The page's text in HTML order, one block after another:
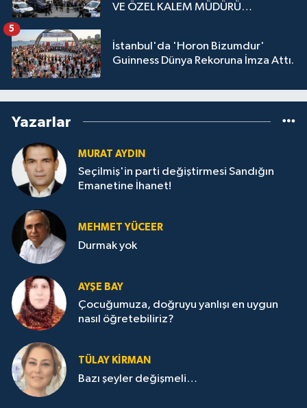
VE ÖZEL KALEM MÜDÜRÜ
İstanbul'da 'Horon Bizumdur'
Guinness Dünya Rekoruna İmza Attı.
5
Yazarlar
MURAT AYDIN
Seçilmiş'in parti değiştirmesi Sandığın
Emanetine İhanet!
MEHMET YÜCEER
Durmak yok
AYŞE BAY
Çocuğumuza, doğruyu yanlışı en uygun
nasıl öğretebiliriz?
TÜLAY KİRMAN
Bazı şeyler değişmeli…